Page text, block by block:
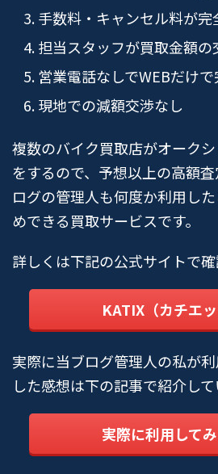
手数料・キャンセル料が完
担当スタッフが買取金額の
営業電話なしでWEBだけ
現地での減額交渉なし
複数のバイク買取店がオーク
をするので、予想以上の高額
ログの管理人も何度か利用し
めできる買取サービスです。
詳しくは下記の公式サイトで
KATIX（カチエッ
実際に当ブログ管理人の私が
した感想は下の記事で紹介し
実際に利用して